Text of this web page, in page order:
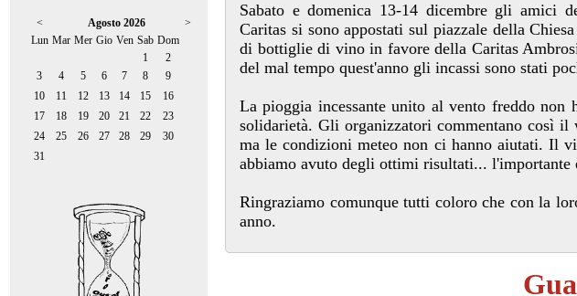
< Agosto 2026
>
Lun Mar Mer Gio Ven Sab Dom
1
2
3
4 5 6 7 8
9
10
11 12 13 14 15
16
17
18 19 20 21 22
23
24
25 26 27 28 29
30
31
Sabato e domenica 13-14 dicembre gli amici
Caritas si sono appostati sul piazzale della
di bottiglie di vino in favore della Caritas
del mal tempo quest'anno gli incassi sono stati
La pioggia incessante unito al vento freddo
solidarietà. Gli organizzatori commentano così il
ma le condizioni meteo non ci hanno aiutati. Il
abbiamo avuto degli ottimi risultati... l'importante
Ringraziamo comunque tutti coloro che con la
anno.